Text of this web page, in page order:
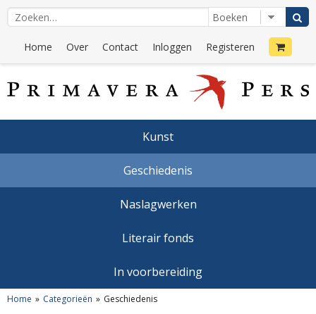
Home Over Contact Inloggen Registeren
Kunst
Geschiedenis
Naslagwerken
Literair fonds
In voorbereiding
Home Categorieën Geschiedenis